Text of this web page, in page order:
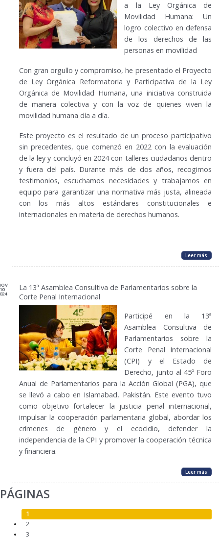
a la Ley Orgánica de
Movilidad Humana: Un
logro colectivo en defensa
de los derechos de las
personas en movilidad
Con gran orgullo y compromiso, he presentado el Proyecto
de Ley Orgánica Reformatoria y Participativa de la Ley
Orgánica de Movilidad Humana, una iniciativa construida
de manera colectiva y con la voz de quienes viven la
movilidad humana día a día.
Este proyecto es el resultado de un proceso participativo
sin precedentes, que comenzó en 2022 con la evaluación
de la ley y concluyó en 2024 con talleres ciudadanos dentro
y fuera del país. Durante más de dos años, recogimos
testimonios, escuchamos necesidades y trabajamos en
equipo para garantizar una normativa más justa, alineada
con los más altos estándares constitucionales e
internacionales en materia de derechos humanos.
Leer más
10
La 13ª Asamblea Consultiva de Parlamentarios sobre la
Corte Penal Internacional
Participé en la 13ª
Asamblea Consultiva de
Parlamentarios sobre la
Corte Penal Internacional
(CPI) y el Estado de
Derecho, junto al 45º Foro
Anual de Parlamentarios para la Acción Global (PGA), que
se llevó a cabo en Islamabad, Pakistán. Este evento tuvo
como objetivo fortalecer la justicia penal internacional,
impulsar la cooperación parlamentaria global, abordar los
crímenes de género y el ecocidio, defender la
independencia de la CPI y promover la cooperación técnica
y financiera.
Leer más
PÁGINAS
1
2
3